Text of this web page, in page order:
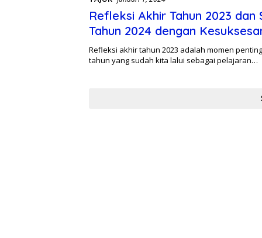
Refleksi Akhir Tahun 2023 dan
Tahun 2024 dengan
Refleksi akhir tahun 2023 adalah momen
tahun yang sudah kita lalui sebagai pelajaran…